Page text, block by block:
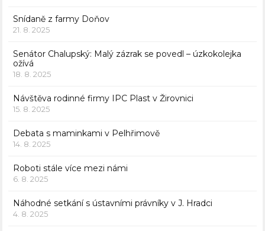
Snídaně z farmy Doňov
21. 8. 2025
Senátor Chalupský: Malý zázrak se povedl – úzkokolejka
ožívá
18. 8. 2025
Návštěva rodinné firmy IPC Plast v Žirovnici
15. 8. 2025
Debata s maminkami v Pelhřimově
14. 8. 2025
Roboti stále více mezi námi
6. 8. 2025
Náhodné setkání s ústavními právníky v J. Hradci
4. 8. 2025